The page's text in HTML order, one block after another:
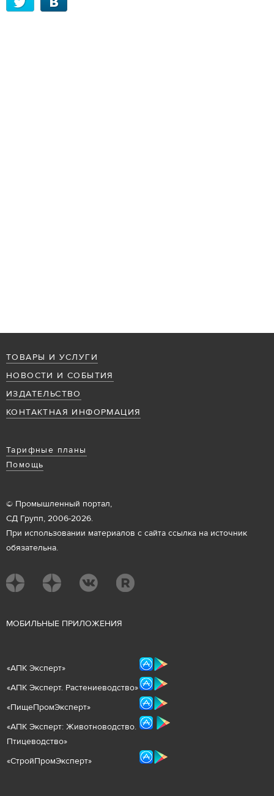
ТОВАРЫ И УСЛУГИ
НОВОСТИ И СОБЫТИЯ
ИЗДАТЕЛЬСТВО
КОНТАКТНАЯ ИНФОРМАЦИЯ
Тарифные планы
Помощь
© Промышленный портал,
СД Групп, 2006-2026.
При использовании материалов с сайта ссылка на источник
обязательна.
МОБИЛЬНЫЕ ПРИЛОЖЕНИЯ
«АПК Эксперт»
«АПК Эксперт. Растениеводство»
«ПищеПромЭксперт»
«АПК Эксперт: Животноводство.
Птицеводство»
«СтройПромЭксперт»